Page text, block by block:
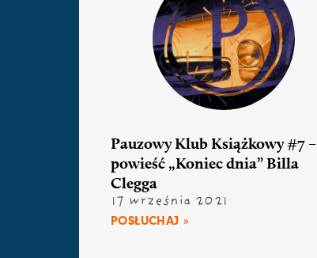
Pauzowy Klub Książkowy #7 –
powieść „Koniec dnia” Billa
Clegga
17 września 2021
POSŁUCHAJ »